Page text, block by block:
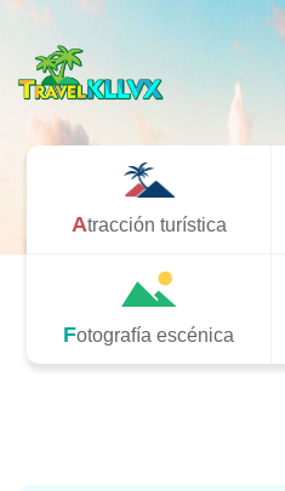
Atracción turística
Fotografía escénica